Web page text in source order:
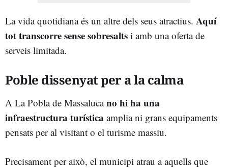
La vida quotidiana és un altre dels seus atractius. Aquí
tot transcorre sense sobresalts i amb una oferta de
serveis limitada.
Poble dissenyat per a la calma
A La Pobla de Massalucano hi ha una
infraestructura turística amplia ni grans equipaments
pensats per al visitant o el turisme massiu.
Precisament per això, el municipi atrau a aquells que